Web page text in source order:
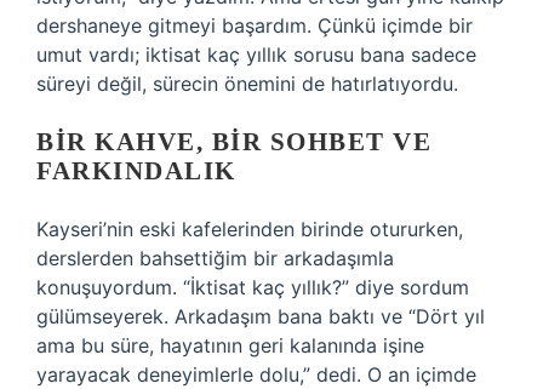
dershaneye gitmeyi başardım. Çünkü içimde bir
umut vardı; iktisat kaç yıllık sorusu bana sadece
süreyi değil, sürecin önemini de hatırlatıyordu.
BIR KAHVE, BIR SOHBET VE
FARKINDALIK
Kayseri’nin eski kafelerinden birinde otururken,
derslerden bahsettiğim bir arkadaşımla
konuşuyordum. “İktisat kaç yıllık?” diye sordum
gülümseyerek. Arkadaşım bana baktı ve “Dört yıl
ama bu süre, hayatının geri kalanında işine
yarayacak deneyimlerle dolu,” dedi. O an içimde